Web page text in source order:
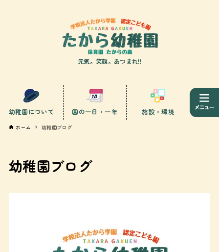
元気。笑顔。あつまれ!!
幼稚園について 園の一日・一年 施設・環境
ホーム 幼稚園ブログ
幼稚園ブログ